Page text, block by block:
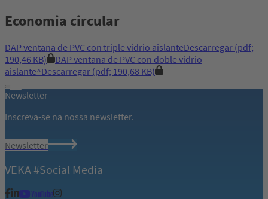
Economia circular
DAP ventana de PVC con triple vidrio aislanteDescarregar (pdf;
190,46 KB)
DAP ventana de PVC con doble vidrio
aislante^Descarregar (pdf; 190,68 KB)
Newsletter
Inscreva-se na nossa newsletter.
Newsletter
VEKA #Social Media